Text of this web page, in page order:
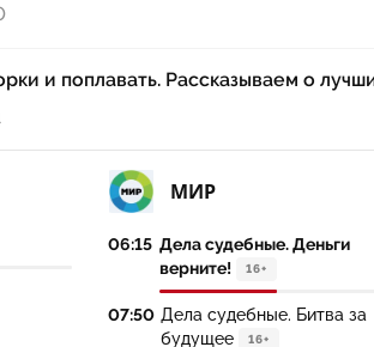
МИР
06:15 Дела судебные. Деньги
верните!
16+
07:50 Дела судебные. Битва за
будущее
16+
и поплавать. Рассказываем о